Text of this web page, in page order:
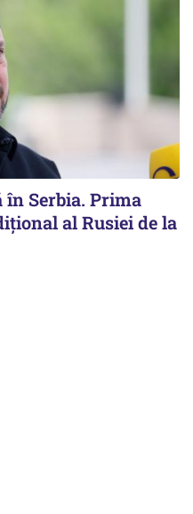
Serbia. Prima
al Rusiei de la